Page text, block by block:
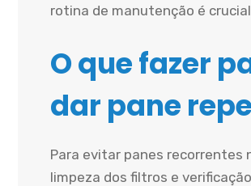
rotina de manutenção é
O que fazer
dar pane
Para evitar panes recorrentes
limpeza dos filtros e